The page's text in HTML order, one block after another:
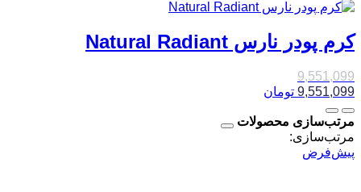
کرم پودر نارس Natural Radiant
9,551,099
9,551,099 تومان
مرتب‌سازی محصولات
مرتب‌سازی:
پیش‌فرض